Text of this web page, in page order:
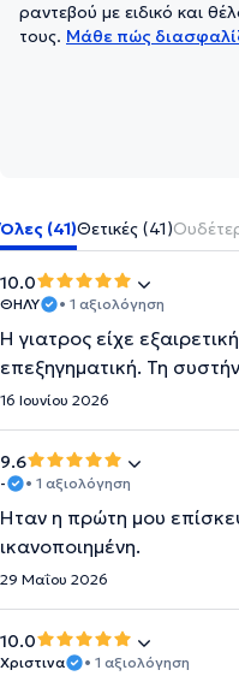
ραντεβού με ειδικό και
τους. Μάθε πώς
Όλες (41)Θετικές (41)
10.0
ΘΗΛΥ • 1 αξιολόγηση
Η γιατρος είχε
επεξηγηματική. Τη
16 Ιουνίου 2026
9.6
- • 1 αξιολόγηση
Ήταν η πρώτη μου
ικανοποιημένη.
29 Μαΐου 2026
10.0
Χριστινα • 1 αξιολόγηση